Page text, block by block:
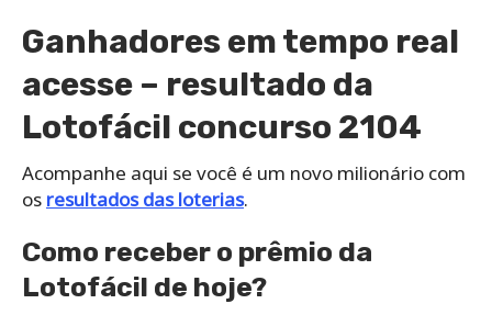
Ganhadores em tempo real
acesse – resultado da
Lotofácil concurso 2104
Acompanhe aqui se você é um novo milionário com
os resultados das loterias.
Como receber o prêmio da
Lotofácil de hoje?